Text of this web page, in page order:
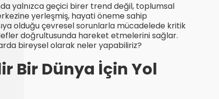
yalnızca geçici birer trend değil, toplumsal
yerleşmiş, hayati öneme sahip
olduğu çevresel sorunlarla mücadelede kritik
doğrultusunda hareket etmelerini sağlar.
bireysel olarak neler yapabiliriz?
Bir Dünya İçin Yol